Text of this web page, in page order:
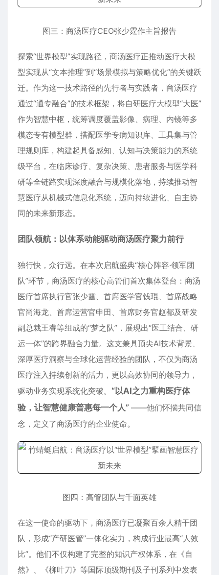
图三：商汤医疗CEO张少霆作主旨报告
探索“世界模型”实现路径，商汤医疗正推动医疗大模
型实现从“文本推理”到“场景模拟与策略优化”的关键跃
迁。作为这一技术路径的先行者与实践者，商汤医疗
通过“通专融合”的技术框架，将自研医疗大模型“大医”
作为智慧中枢，统筹调度覆盖影像、病理、内镜等多
模态专有模型群，搭配医学专病知识库、工具集与管
理规则库，构建起具备感知、认知与决策能力的系统
级平台，在临床诊疗、复杂决策、患者服务与医学科
研等全链路实现深度融合与规模化落地，持续推动智
慧医疗从机械式信息化系统，迈向持续进化、自主协
同的未来新形态。
团队领航： 以体系动能驱动商汤医疗聚力前行
独行快，众行远。在本次启航盛典“核心阵容·领军团
队”环节，商汤医疗的核心高管们首次集体登台：商汤
医疗首席执行官张少霆、首席医学官钱琨、首席战略
官尚海龙、首席运营官申田、首席财务官赵都及研发
副总裁王睿等组成的“梦之队”，展现出“医工结合、研
运一体”的跨界融合力量。这支兼具顶尖AI技术背景、
深厚医疗洞察与全球化运营经验的团队，不仅为商汤
医疗注入持续创新的活力，更以高效协同的领导力，
驱动业务实现系统化突破。 “以AI之力重构医疗体
验，让智慧健康普惠每一个人” ——他们怀揣共同信
念，定义了商汤医疗的企业使命。
图四：高管团队与千面英雄
在这一使命的驱动下，商汤医疗已凝聚百余人精干团
队，形成“产研医管”一体化实力，构成行业最高“人效
比”。他们不仅构建了完整的知识产权体系，在《自
然》、《柳叶刀》等国际顶级期刊及子刊系列中发表